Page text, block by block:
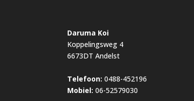
Daruma Koi
Koppelingsweg 4
6673DT Andelst
Telefoon: 0488-452196
Mobiel: 06-52579030